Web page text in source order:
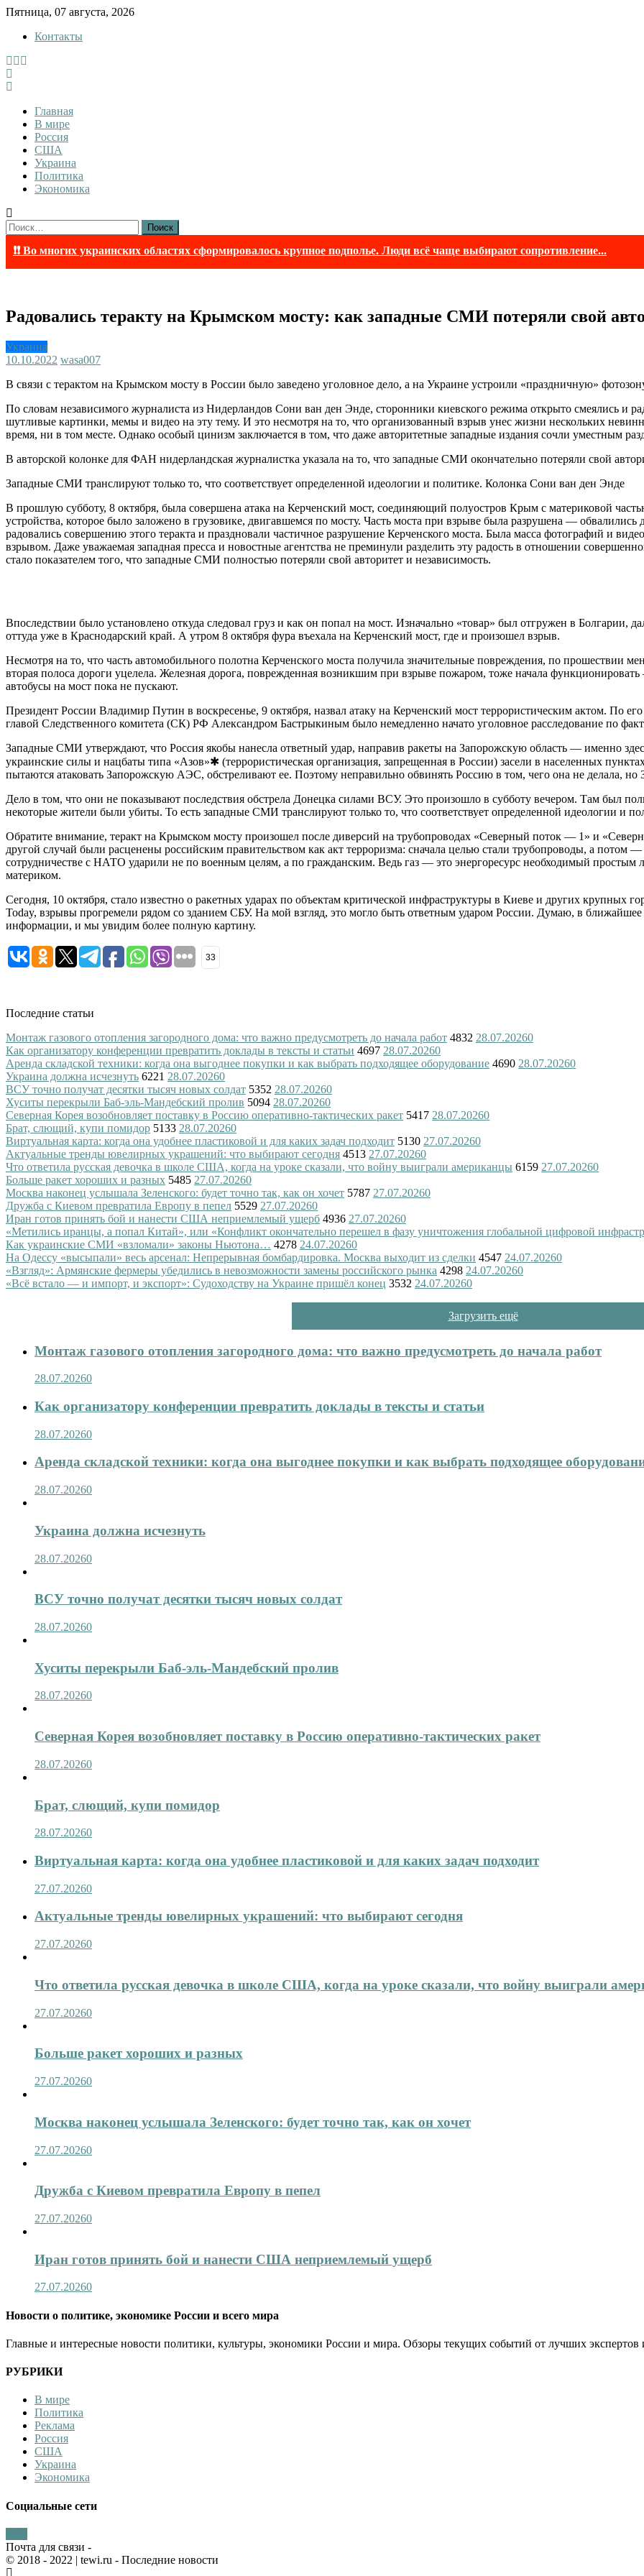
Skip
content
Пятница, 07 августа, 2026
Контакты
InfoRuss
InfoRuss — Новости
Главная
В мире
Россия
США
Украина
Политика
Экономика
Найти:
❗❗ Во многих украинских областях сформировалось крупное подполье. Люди всё чаще выбирают сопротивление...
Радовались теракту на Крымском мосту: как западные СМИ потеряли свой
Украина
10.10.2022 wasa007
В связи с терактом на Крымском мосту в России было заведено уголовное дело, а на Украине устроили «праздничную»
По словам независимого журналиста из Нидерландов Сони ван ден Энде, сторонники киевского режима открыто смеялись и
шутливые картинки, мемы и видео на эту тему. И это несмотря на то, что организованный взрыв унес жизни нескольких
время, ни в том месте. Однако особый цинизм заключается в том, что даже авторитетные западные издания сочли уместным
В авторской колонке для ФАН нидерландская журналистка указала на то, что западные СМИ окончательно потеряли свой
Западные СМИ транслируют только то, что соответствует определенной идеологии и политике. Колонка Сони ван ден Энде
В прошлую субботу, 8 октября, была совершена атака на Керченский мост, соединяющий полуостров Крым с материковой
устройства, которое было заложено в грузовике, двигавшемся по мосту. Часть моста при взрыве была разрушена —
радовались совершению этого теракта и праздновали частичное разрушение Керченского моста. Была масса фотографий и
взрывом. Даже уважаемая западная пресса и новостные агентства не преминули разделить эту радость в отношении
стало показателем того, что западные СМИ полностью потеряли свой авторитет и независимость.
Впоследствии было установлено откуда следовал груз и как он попал на мост. Изначально «товар» был отгружен в
оттуда уже в Краснодарский край. А утром 8 октября фура въехала на Керченский мост, где и произошел взрыв.
Несмотря на то, что часть автомобильного полотна Керченского моста получила значительные повреждения, по прошествии
вторая полоса дороги уцелела. Железная дорога, поврежденная возникшим при взрыве пожаром, тоже начала
автобусы на мост пока не пускают.
Президент России Владимир Путин в воскресенье, 9 октября, назвал атаку на Керченский мост террористическим актом. По
главой Следственного комитета (СК) РФ Александром Бастрыкиным было немедленно начато уголовное расследование по
Западные СМИ утверждают, что Россия якобы нанесла ответный удар, направив ракеты на Запорожскую область — именно
украинские силы и нацбаты типа «Азов»✱ (террористическая организация, запрещенная в России) засели в населенных
пытаются атаковать Запорожскую АЭС, обстреливают ее. Поэтому неправильно обвинять Россию в том, чего она не делала,
Дело в том, что они не показывают последствия обстрела Донецка силами ВСУ. Это произошло в субботу вечером. Там был
некоторые жители были убиты. То есть западные СМИ транслируют только то, что соответствует определенной идеологии и
Обратите внимание, теракт на Крымском мосту произошел после диверсий на трубопроводах «Северный поток — 1» и
другой случай были расценены российским правительством как акт терроризма: сначала целью стали трубопроводы, а
сотрудничестве с НАТО ударили не по военным целям, а по гражданским. Ведь газ — это энергоресурс необходимый простым
материком.
Сегодня, 10 октября, стало известно о ракетных ударах по объектам критической инфраструктуры в Киеве и других
Today, взрывы прогремели рядом со зданием СБУ. На мой взгляд, это могло быть ответным ударом России. Думаю, в
информации, и мы увидим более полную картину.
33
Последние статьи
Монтаж газового отопления загородного дома: что важно предусмотреть до начала работ 4832 28.07.20260
Как организатору конференции превратить доклады в тексты и статьи 4697 28.07.20260
Аренда складской техники: когда она выгоднее покупки и как выбрать подходящее оборудование 4690 28.07.20260
Украина должна исчезнуть 6221 28.07.20260
ВСУ точно получат десятки тысяч новых солдат 5352 28.07.20260
Хуситы перекрыли Баб-эль-Мандебский пролив 5094 28.07.20260
Северная Корея возобновляет поставку в Россию оперативно-тактических ракет 5417 28.07.20260
Брат, слющий, купи помидор 5133 28.07.20260
Виртуальная карта: когда она удобнее пластиковой и для каких задач подходит 5130 27.07.20260
Актуальные тренды ювелирных украшений: что выбирают сегодня 4513 27.07.20260
Что ответила русская девочка в школе США, когда на уроке сказали, что войну выиграли американцы 6159 27.07.20260
Больше ракет хороших и разных 5485 27.07.20260
Москва наконец услышала Зеленского: будет точно так, как он хочет 5787 27.07.20260
Дружба с Киевом превратила Европу в пепел 5529 27.07.20260
Иран готов принять бой и нанести США неприемлемый ущерб 4936 27.07.20260
«Метились иранцы, а попал Китай», или «Конфликт окончательно перешел в фазу уничтожения глобальной цифровой
Как украинские СМИ «взломали» законы Ньютона… 4278 24.07.20260
На Одессу «высыпали» весь арсенал: Непрерывная бомбардировка. Москва выходит из сделки 4547 24.07.20260
«Взгляд»: Армянские фермеры убедились в невозможности замены российского рынка 4298 24.07.20260
«Всё встало — и импорт, и экспорт»: Судоходству на Украине пришёл конец 3532 24.07.20260
Загрузить ещё
Монтаж газового отопления загородного дома: что важно предусмотреть до начала работ
28.07.20260
Как организатору конференции превратить доклады в тексты и статьи
28.07.20260
Аренда складской техники: когда она выгоднее покупки и как выбрать подходящее
28.07.20260
Украина должна исчезнуть
28.07.20260
ВСУ точно получат десятки тысяч новых солдат
28.07.20260
Хуситы перекрыли Баб-эль-Мандебский пролив
28.07.20260
Северная Корея возобновляет поставку в Россию оперативно-тактических ракет
28.07.20260
Брат, слющий, купи помидор
28.07.20260
Виртуальная карта: когда она удобнее пластиковой и для каких задач подходит
27.07.20260
Актуальные тренды ювелирных украшений: что выбирают сегодня
27.07.20260
Что ответила русская девочка в школе США, когда на уроке сказали, что войну выиграли
27.07.20260
Больше ракет хороших и разных
27.07.20260
Москва наконец услышала Зеленского: будет точно так, как он хочет
27.07.20260
Дружба с Киевом превратила Европу в пепел
27.07.20260
Иран готов принять бой и нанести США неприемлемый ущерб
27.07.20260
Новости о политике, экономике России и всего мира
Главные и интересные новости политики, культуры, экономики России и мира. Обзоры текущих событий от лучших экспертов
РУБРИКИ
В мире
Политика
Реклама
Россия
США
Украина
Экономика
Социальные сети
Почта для связи -
© 2018 - 2022 | tewi.ru - Последние новости